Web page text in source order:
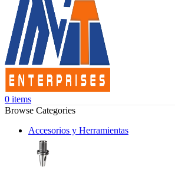
0 items
Browse Categories
Accesorios y Herramientas